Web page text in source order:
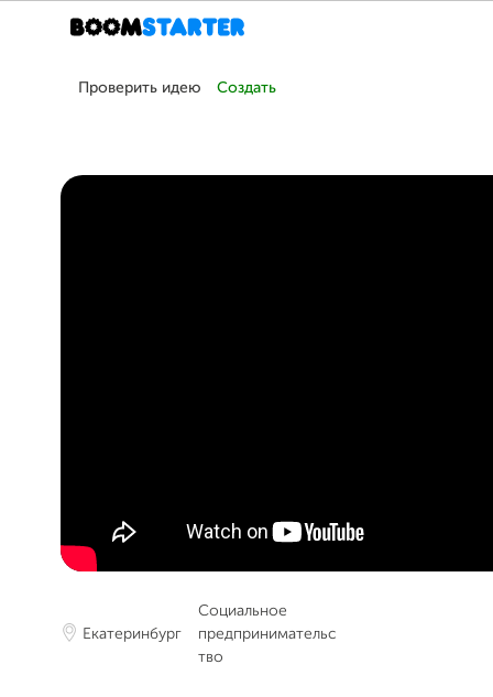
Проверить идею Создать
Екатеринбург
Социальное
предпринимательс
тво